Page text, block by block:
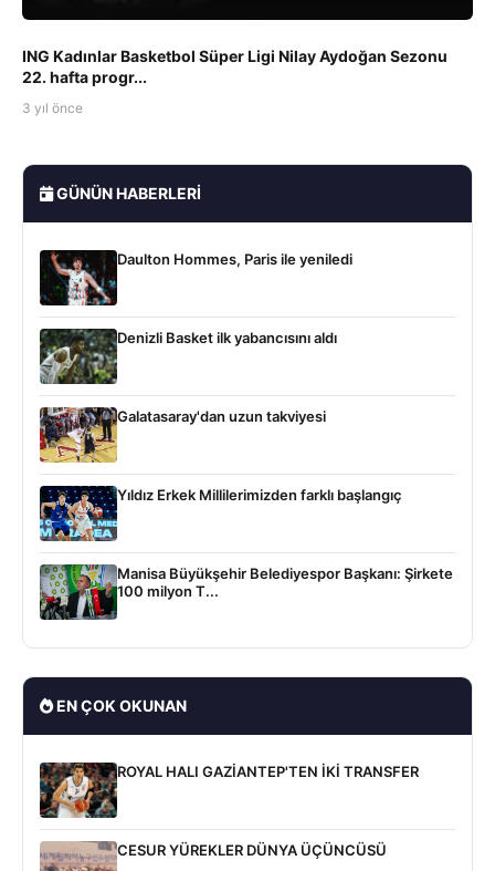
ING Kadınlar Basketbol Süper Ligi Nilay Aydoğan Sezonu
22. hafta progr...
3 yıl önce
GÜNÜN HABERLERI
Daulton Hommes, Paris ile yeniledi
Denizli Basket ilk yabancısını aldı
Galatasaray'dan uzun takviyesi
Yıldız Erkek Millilerimizden farklı başlangıç
Manisa Büyükşehir Belediyespor Başkanı: Şirkete
100 milyon T...
EN ÇOK OKUNAN
ROYAL HALI GAZİANTEP'TEN İKİ TRANSFER
CESUR YÜREKLER DÜNYA ÜÇÜNCÜSÜ